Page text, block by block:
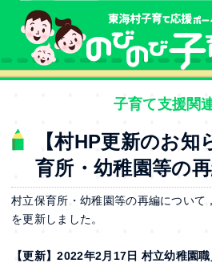
本文へ
子育て支援関
【村HP更新のお知
育所・幼稚園等の
村立保育所・幼稚園等の再編について
を更新しました。
【更新】2022年2月17日 村立幼稚園